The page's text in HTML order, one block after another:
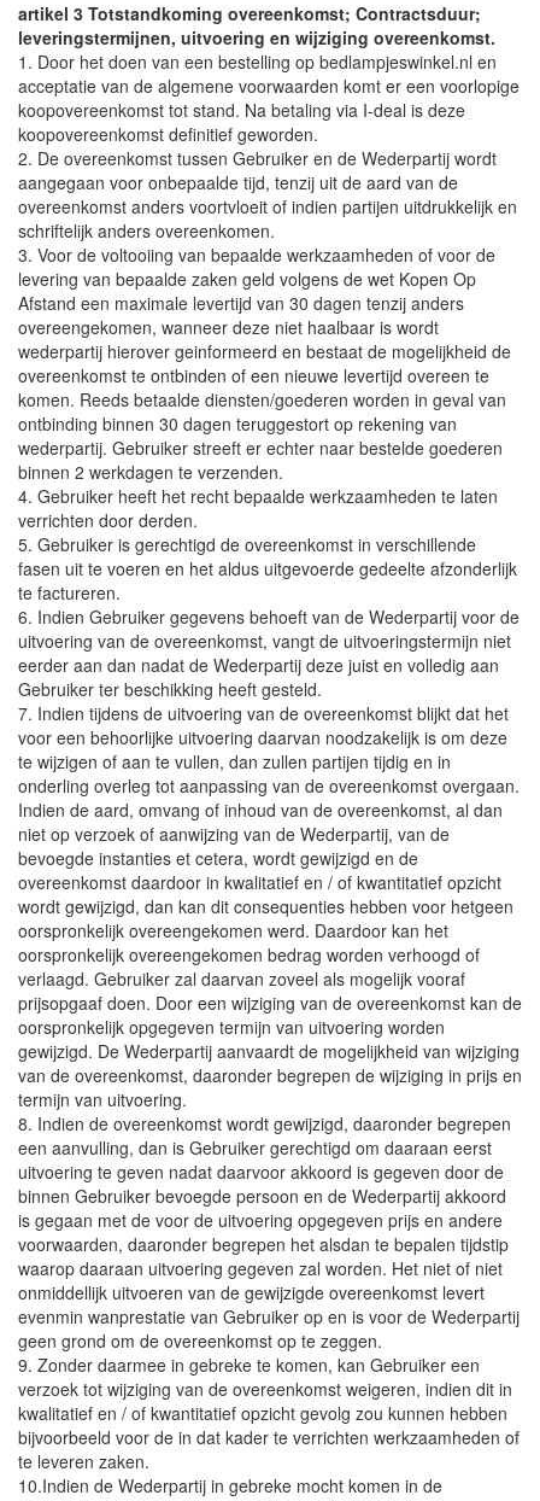
artikel 3 Totstandkoming overeenkomst; Contractsduur;
leveringstermijnen, uitvoering en wijziging overeenkomst.
1. Door het doen van een bestelling op bedlampjeswinkel.nl en
acceptatie van de algemene voorwaarden komt er een voorlopige
koopovereenkomst tot stand. Na betaling via I-deal is deze
koopovereenkomst definitief geworden.
2. De overeenkomst tussen Gebruiker en de Wederpartij wordt
aangegaan voor onbepaalde tijd, tenzij uit de aard van de
overeenkomst anders voortvloeit of indien partijen uitdrukkelijk en
schriftelijk anders overeenkomen.
3. Voor de voltooiing van bepaalde werkzaamheden of voor de
levering van bepaalde zaken geld volgens de wet Kopen Op
Afstand een maximale levertijd van 30 dagen tenzij anders
overeengekomen, wanneer deze niet haalbaar is wordt
wederpartij hierover geinformeerd en bestaat de mogelijkheid de
overeenkomst te ontbinden of een nieuwe levertijd overeen te
komen. Reeds betaalde diensten/goederen worden in geval van
ontbinding binnen 30 dagen teruggestort op rekening van
wederpartij. Gebruiker streeft er echter naar bestelde goederen
binnen 2 werkdagen te verzenden.
4. Gebruiker heeft het recht bepaalde werkzaamheden te laten
verrichten door derden.
5. Gebruiker is gerechtigd de overeenkomst in verschillende
fasen uit te voeren en het aldus uitgevoerde gedeelte afzonderlijk
te factureren.
6. Indien Gebruiker gegevens behoeft van de Wederpartij voor de
uitvoering van de overeenkomst, vangt de uitvoeringstermijn niet
eerder aan dan nadat de Wederpartij deze juist en volledig aan
Gebruiker ter beschikking heeft gesteld.
7. Indien tijdens de uitvoering van de overeenkomst blijkt dat het
voor een behoorlijke uitvoering daarvan noodzakelijk is om deze
te wijzigen of aan te vullen, dan zullen partijen tijdig en in
onderling overleg tot aanpassing van de overeenkomst overgaan.
Indien de aard, omvang of inhoud van de overeenkomst, al dan
niet op verzoek of aanwijzing van de Wederpartij, van de
bevoegde instanties et cetera, wordt gewijzigd en de
overeenkomst daardoor in kwalitatief en / of kwantitatief opzicht
wordt gewijzigd, dan kan dit consequenties hebben voor hetgeen
oorspronkelijk overeengekomen werd. Daardoor kan het
oorspronkelijk overeengekomen bedrag worden verhoogd of
verlaagd. Gebruiker zal daarvan zoveel als mogelijk vooraf
prijsopgaaf doen. Door een wijziging van de overeenkomst kan de
oorspronkelijk opgegeven termijn van uitvoering worden
gewijzigd. De Wederpartij aanvaardt de mogelijkheid van wijziging
van de overeenkomst, daaronder begrepen de wijziging in prijs en
termijn van uitvoering.
8. Indien de overeenkomst wordt gewijzigd, daaronder begrepen
een aanvulling, dan is Gebruiker gerechtigd om daaraan eerst
uitvoering te geven nadat daarvoor akkoord is gegeven door de
binnen Gebruiker bevoegde persoon en de Wederpartij akkoord
is gegaan met de voor de uitvoering opgegeven prijs en andere
voorwaarden, daaronder begrepen het alsdan te bepalen tijdstip
waarop daaraan uitvoering gegeven zal worden. Het niet of niet
onmiddellijk uitvoeren van de gewijzigde overeenkomst levert
evenmin wanprestatie van Gebruiker op en is voor de Wederpartij
geen grond om de overeenkomst op te zeggen.
9. Zonder daarmee in gebreke te komen, kan Gebruiker een
verzoek tot wijziging van de overeenkomst weigeren, indien dit in
kwalitatief en / of kwantitatief opzicht gevolg zou kunnen hebben
bijvoorbeeld voor de in dat kader te verrichten werkzaamheden of
te leveren zaken.
10.Indien de Wederpartij in gebreke mocht komen in de